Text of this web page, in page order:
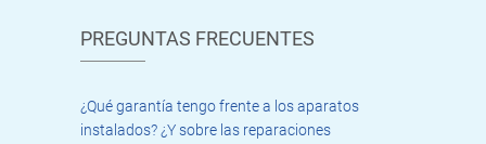
PREGUNTAS FRECUENTES
¿Qué garantía tengo frente a los aparatos
instalados? ¿Y sobre las reparaciones